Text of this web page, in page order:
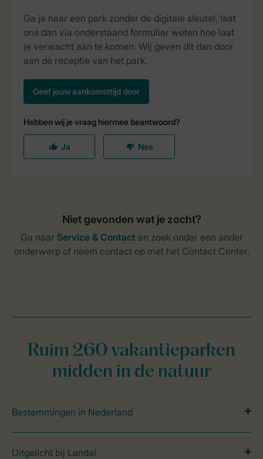
Ruim 260 vakantieparken
midden in de natuur
Bestemmingen in Nederland
Uitgelicht bij Landal